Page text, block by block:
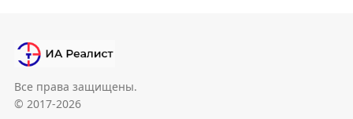
Все права защищены.
© 2017-2026